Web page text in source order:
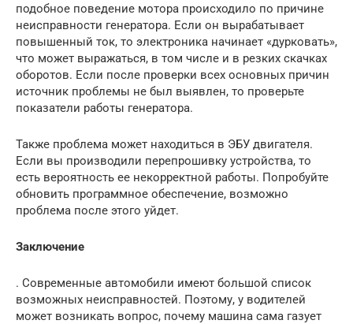
подобное поведение мотора происходило по причине
неисправности генератора. Если он вырабатывает
повышенный ток, то электроника начинает «дурковать»,
что может выражаться, в том числе и в резких скачках
оборотов. Если после проверки всех основных причин
источник проблемы не был выявлен, то проверьте
показатели работы генератора.
Также проблема может находиться в ЭБУ двигателя.
Если вы производили перепрошивку устройства, то
есть вероятность ее некорректной работы. Попробуйте
обновить программное обеспечение, возможно
проблема после этого уйдет.
Заключение
. Современные автомобили имеют большой список
возможных неисправностей. Поэтому, у водителей
может возникать вопрос, почему машина сама газует